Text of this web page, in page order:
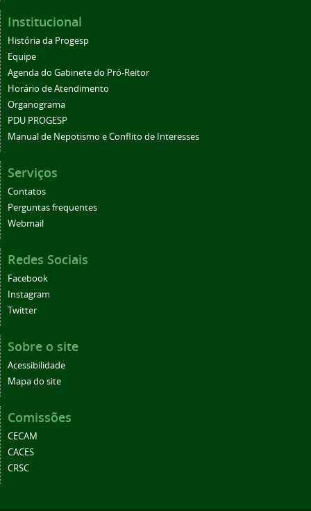
Institucional
História da Progesp
Equipe
Agenda do Gabinete do Pró-Reitor
Horário de Atendimento
Organograma
PDU PROGESP
Manual de Nepotismo e Conflito de Interesses
Serviços
Contatos
Perguntas frequentes
Webmail
Redes Sociais
Facebook
Instagram
Twitter
Sobre o site
Acessibilidade
Mapa do site
Comissões
CECAM
CACES
CRSC